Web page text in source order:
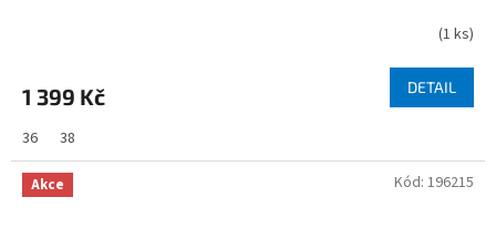
(1 ks)
1 399 Kč DETAIL
36 38
Akce Kód: 196215